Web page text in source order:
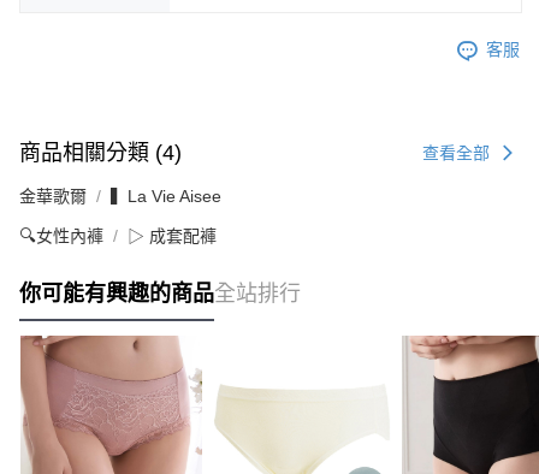
客服
商品相關分類 (4) 查看全部
金華歌爾 ▍La Vie Aisee
🔍女性內褲 ▷ 成套配褲
你可能有興趣的商品全站排行